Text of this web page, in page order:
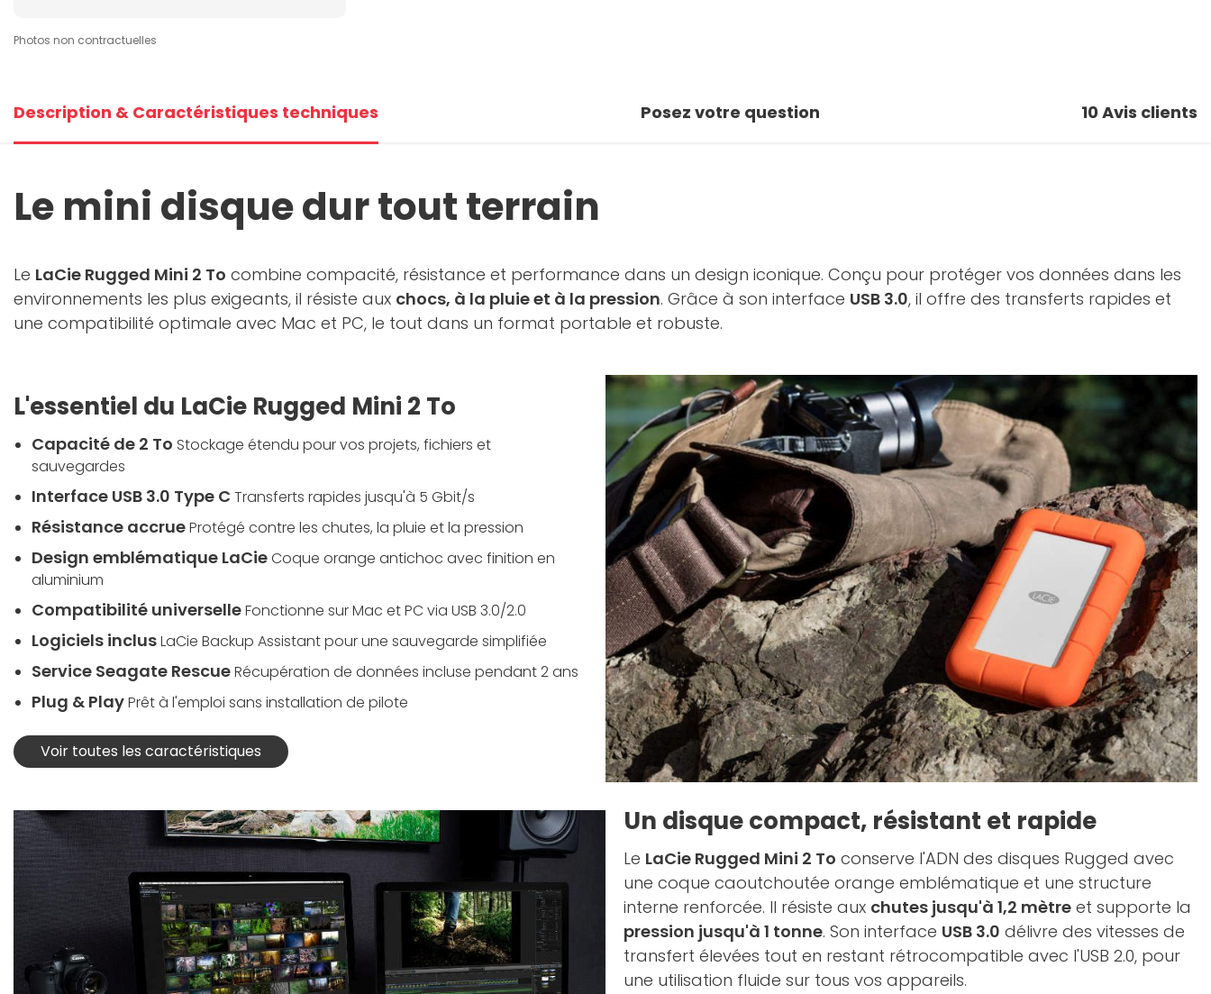
Photos non contractuelles
Description & Caractéristiques techniques Posez votre question 10 Avis clients
Le mini disque dur tout terrain
Le LaCie Rugged Mini 2 To combine compacité, résistance et performance dans un design iconique. Conçu pour protéger vos données dans les
environnements les plus exigeants, il résiste aux chocs, à la pluie et à la pression. Grâce à son interface USB 3.0, il offre des transferts rapides et
une compatibilité optimale avec Mac et PC, le tout dans un format portable et robuste.
L'essentiel du LaCie Rugged Mini 2 To
Capacité de 2 To Stockage étendu pour vos projets, fichiers et
sauvegardes
Interface USB 3.0 Type C Transferts rapides jusqu'à 5 Gbit/s
Résistance accrueProtégé contre les chutes, la pluie et la pression
Design emblématique LaCieCoque orange antichoc avec finition en
aluminium
Compatibilité universelleFonctionne sur Mac et PC via USB 3.0/2.0
Logiciels inclusLaCie Backup Assistant pour une sauvegarde simplifiée
Service Seagate RescueRécupération de données incluse pendant 2 ans
Plug & PlayPrêt à l'emploi sans installation de pilote
Voir toutes les caractéristiques
Un disque compact, résistant et rapide
Le LaCie Rugged Mini 2 To conserve l'ADN des disques Rugged avec
une coque caoutchoutée orange emblématique et une structure
interne renforcée. Il résiste aux chutes jusqu'à 1,2 mètre et supporte la
pression jusqu'à 1 tonne. Son interface USB 3.0 délivre des vitesses de
transfert élevées tout en restant rétrocompatible avec l'USB 2.0, pour
une utilisation fluide sur tous vos appareils.